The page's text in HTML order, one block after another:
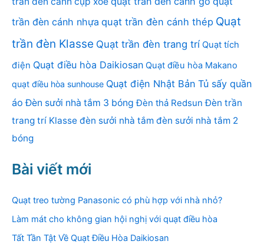
trần đèn cánh nhựa quạt trần đèn cánh thép Quạt
trần đèn Klasse Quạt trần đèn trang trí Quạt tích
điện Quạt điều hòa Daikiosan Quạt điều hòa Makano
quạt điều hòa sunhouse Quạt điện Nhật Bản Tủ sấy quần
áo Đèn sưởi nhà tắm 3 bóng Đèn thả Redsun Đèn trần
trang trí Klasse đèn sưởi nhà tắm đèn sưởi nhà tắm 2
bóng
Bài viết mới
Quạt treo tường Panasonic có phù hợp với nhà nhỏ?
Làm mát cho không gian hội nghị với quạt điều hòa
Tất Tần Tật Về Quạt Điều Hòa Daikiosan